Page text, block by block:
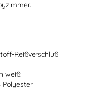
Reißverschluß
weiß:
Polyester